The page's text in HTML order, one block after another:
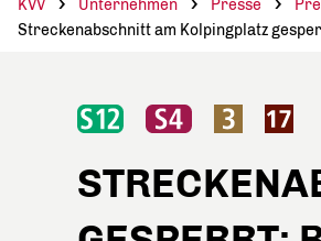
KVV Unternehmen Presse
Streckenabschnitt am Kolpingplatz